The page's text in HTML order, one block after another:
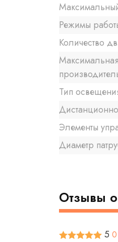
Режимы
Количество
Максимальная
Тип
Элементы
Диаметр
Отзывы
5 0